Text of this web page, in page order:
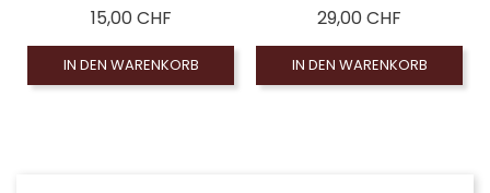
15,00 CHFPreis
IN DEN WARENKORB
29,00 CHF
IN DEN WARENKORB